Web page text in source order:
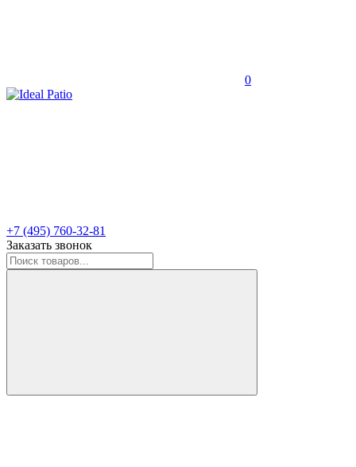
0
+7 (495) 760-32-81
Заказать звонок